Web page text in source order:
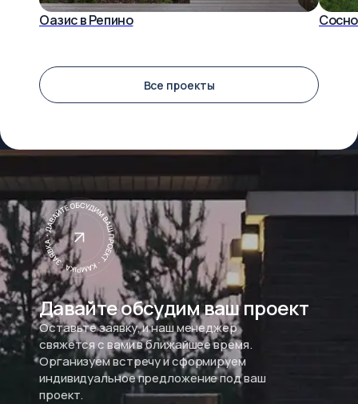
Оазис в Репино
Все проекты
Давайте обсудим ваш проект
Оставьте заявку, и наш менеджер
свяжется с вами в ближайшее время.
Организуем встречу и сформируем
индивидуальное предложение под ваш
проект.